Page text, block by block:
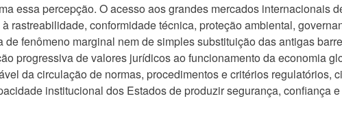
essa percepção. O acesso aos grandes mercados internacionais
rastreabilidade, conformidade técnica, proteção ambiental,
fenômeno marginal nem de simples substituição das antigas
progressiva de valores jurídicos ao funcionamento da economia
da circulação de normas, procedimentos e critérios regulatórios,
institucional dos Estados de produzir segurança, confiança e